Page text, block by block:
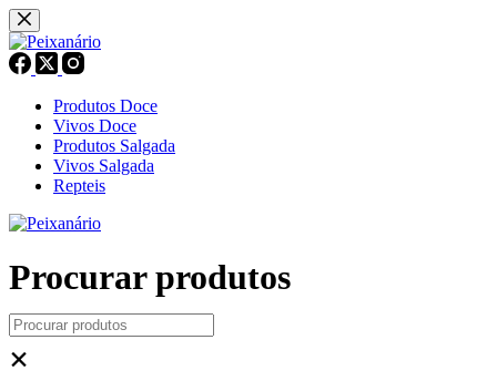
Pular
para
o
conteúdo
Produtos Doce
Vivos Doce
Produtos Salgada
Vivos Salgada
Repteis
Procurar produtos
×